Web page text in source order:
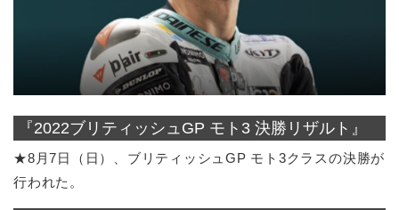
『2022ブリティッシュGP モト3 決勝リザルト』
★8月7日（日）、ブリティッシュGP モト3クラスの決勝が
行われた。